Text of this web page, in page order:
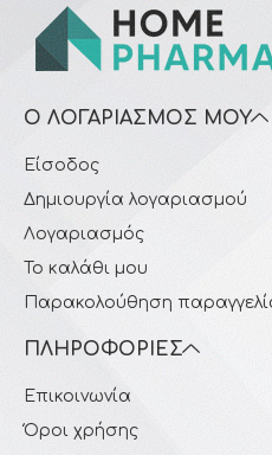
Ο ΛΟΓΑΡΙΑΣΜΌΣ ΜΟΥ
Είσοδος
Δημιουργία λογαριασμού
Λογαριασμός
Το καλάθι μου
Παρακολούθηση
ΠΛΗΡΟΦΟΡΊΕΣ
Επικοινωνία
Όροι χρήσης